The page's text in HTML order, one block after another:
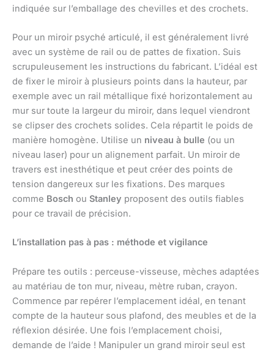
indiquée sur l’emballage des chevilles et des crochets.
Pour un miroir psyché articulé, il est généralement livré
avec un système de rail ou de pattes de fixation. Suis
scrupuleusement les instructions du fabricant. L’idéal est
de fixer le miroir à plusieurs points dans la hauteur, par
exemple avec un rail métallique fixé horizontalement au
mur sur toute la largeur du miroir, dans lequel viendront
se clipser des crochets solides. Cela répartit le poids de
manière homogène. Utilise un niveau à bulle (ou un
niveau laser) pour un alignement parfait. Un miroir de
travers est inesthétique et peut créer des points de
tension dangereux sur les fixations. Des marques
comme Bosch ou Stanley proposent des outils fiables
pour ce travail de précision.
L’installation pas à pas : méthode et vigilance
Prépare tes outils : perceuse-visseuse, mèches adaptées
au matériau de ton mur, niveau, mètre ruban, crayon.
Commence par repérer l’emplacement idéal, en tenant
compte de la hauteur sous plafond, des meubles et de la
réflexion désirée. Une fois l’emplacement choisi,
demande de l’aide ! Manipuler un grand miroir seul est